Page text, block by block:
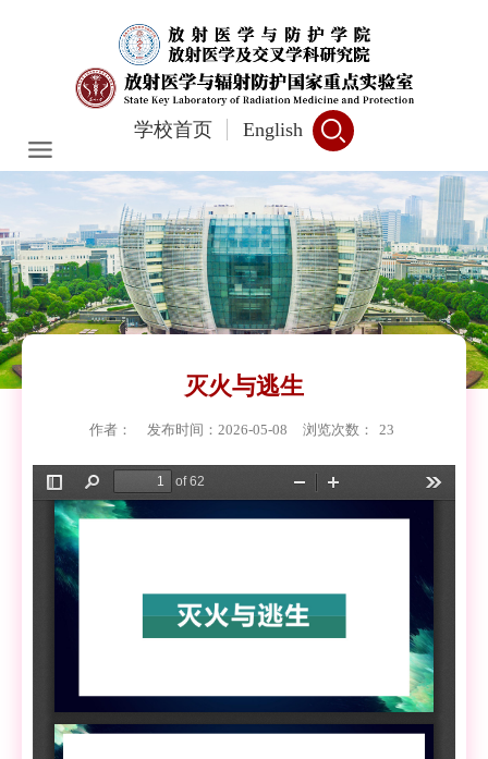
学校首页 English
灭火与逃生
作者： 发布时间：2026-05-08 浏览次数： 23